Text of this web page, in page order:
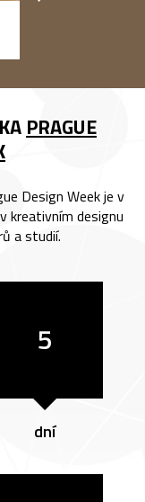
PRAGUE
Design Week je v
kreativním designu
a studií.
5
dní